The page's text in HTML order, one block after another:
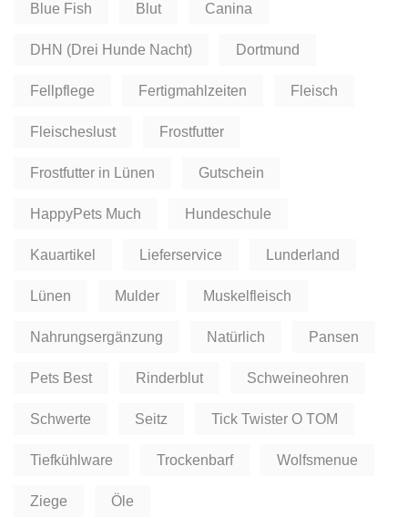
Blue Fish Blut Canina
DHN (Drei Hunde Nacht) Dortmund
Fellpflege Fertigmahlzeiten Fleisch
Fleischeslust Frostfutter
Frostfutter in Lünen Gutschein
HappyPets Much Hundeschule
Kauartikel Lieferservice Lunderland
Lünen Mulder Muskelfleisch
Nahrungsergänzung Natürlich Pansen
Pets Best Rinderblut Schweineohren
Schwerte Seitz Tick Twister O TOM
Tiefkühlware Trockenbarf Wolfsmenue
Ziege Öle